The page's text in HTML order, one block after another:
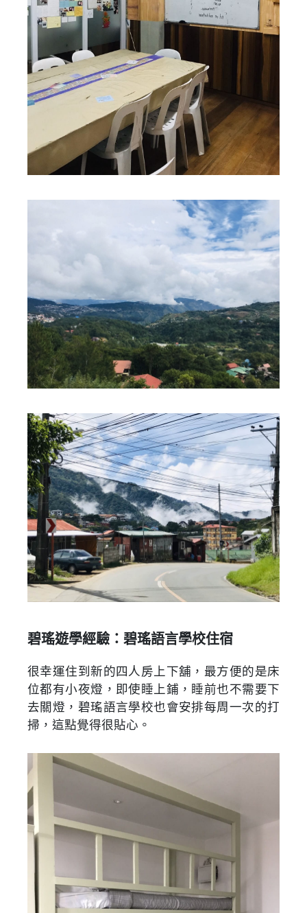
碧瑤遊學經驗：碧瑤語言學校住宿
很幸運住到新的四人房上下舖，最方便的是床
位都有小夜燈，即使睡上鋪，睡前也不需要下
去關燈，碧瑤語言學校也會安排每周一次的打
掃，這點覺得很貼心。